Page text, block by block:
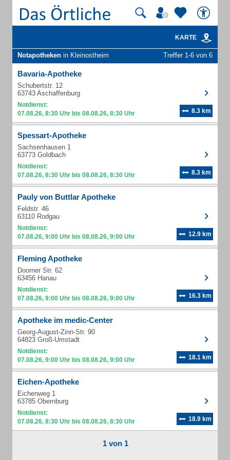
KARTE
Notapotheken in Kleinostheim Treffer 1-6 von 6
Bavaria-Apotheke
Schubertstr. 12
63743 Aschaffenburg
Notdienst:
07.08.26, 8:30 Uhr bis 08.08.26, 8:30 Uhr
8.3 km
Spessart-Apotheke
Sachsenhausen 1
63773 Goldbach
Notdienst:
07.08.26, 8:30 Uhr bis 08.08.26, 8:30 Uhr
8.3 km
Pauly von Buttlar Apotheke
Feldstr. 46
63110 Rodgau
Notdienst:
07.08.26, 9:00 Uhr bis 08.08.26, 9:00 Uhr
12.9 km
Fleming Apotheke
Doorner Str. 62
63456 Hanau
Notdienst:
07.08.26, 9:00 Uhr bis 08.08.26, 9:00 Uhr
16.3 km
Apotheke im medic-Center
Georg-August-Zinn-Str. 90
64823 Groß-Umstadt
Notdienst:
07.08.26, 9:00 Uhr bis 08.08.26, 9:00 Uhr
18.1 km
Eichen-Apotheke
Eichenweg 1
63785 Obernburg
Notdienst:
07.08.26, 8:30 Uhr bis 08.08.26, 8:30 Uhr
18.9 km
1 von 1